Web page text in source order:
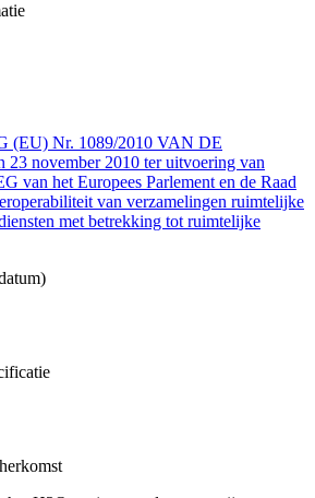
(EU) Nr. 1089/2010 VAN DE
november 2010 ter uitvoering van
van het Europees Parlement en de Raad
van verzamelingen ruimtelijke
met betrekking tot ruimtelijke